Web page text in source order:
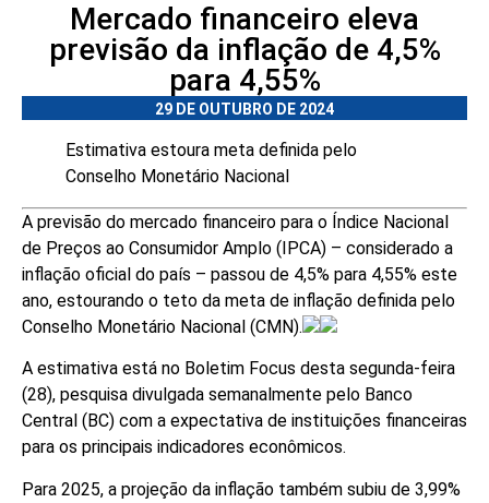
Mercado financeiro eleva
previsão da inflação de 4,5%
para 4,55%
29 DE OUTUBRO DE 2024
Estimativa estoura meta definida pelo
Conselho Monetário Nacional
A previsão do mercado financeiro para o Índice Nacional
de Preços ao Consumidor Amplo (IPCA) – considerado a
inflação oficial do país – passou de 4,5% para 4,55% este
ano, estourando o teto da meta de inflação definida pelo
Conselho Monetário Nacional (CMN).
A estimativa está no Boletim Focus desta segunda-feira
(28), pesquisa divulgada semanalmente pelo Banco
Central (BC) com a expectativa de instituições financeiras
para os principais indicadores econômicos.
Para 2025, a projeção da inflação também subiu de 3,99%